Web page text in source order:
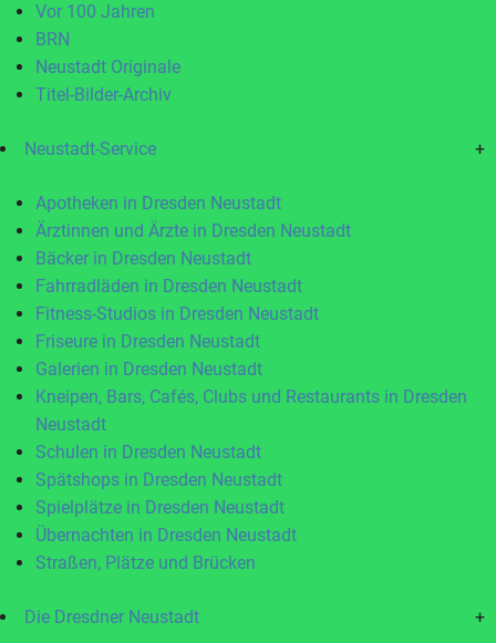
Vor 100 Jahren
BRN
Neustadt Originale
Titel-Bilder-Archiv
Neustadt-Service +
Apotheken in Dresden Neustadt
Ärztinnen und Ärzte in Dresden Neustadt
Bäcker in Dresden Neustadt
Fahrradläden in Dresden Neustadt
Fitness-Studios in Dresden Neustadt
Friseure in Dresden Neustadt
Galerien in Dresden Neustadt
Kneipen, Bars, Cafés, Clubs und Restaurants in Dresden
Neustadt
Schulen in Dresden Neustadt
Spätshops in Dresden Neustadt
Spielplätze in Dresden Neustadt
Übernachten in Dresden Neustadt
Straßen, Plätze und Brücken
Die Dresdner Neustadt +